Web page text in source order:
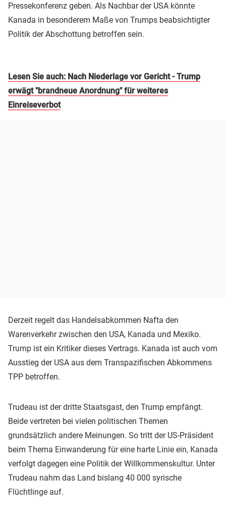
Pressekonferenz geben. Als Nachbar der USA könnte
Kanada in besonderem Maße von Trumps beabsichtigter
Politik der Abschottung betroffen sein.
Lesen Sie auch: Nach Niederlage vor Gericht - Trump
erwägt "brandneue Anordnung" für weiteres
Einreiseverbot
Derzeit regelt das Handelsabkommen Nafta den
Warenverkehr zwischen den USA, Kanada und Mexiko.
Trump ist ein Kritiker dieses Vertrags. Kanada ist auch vom
Ausstieg der USA aus dem Transpazifischen Abkommens
TPP betroffen.
Trudeau ist der dritte Staatsgast, den Trump empfängt.
Beide vertreten bei vielen politischen Themen
grundsätzlich andere Meinungen. So tritt der US-Präsident
beim Thema Einwanderung für eine harte Linie ein, Kanada
verfolgt dagegen eine Politik der Willkommenskultur. Unter
Trudeau nahm das Land bislang 40 000 syrische
Flüchtlinge auf.